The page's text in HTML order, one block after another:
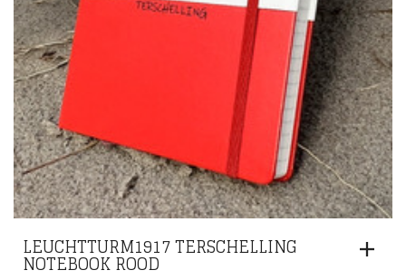
LEUCHTTURM1917 TERSCHELLING
NOTEBOOK ROOD